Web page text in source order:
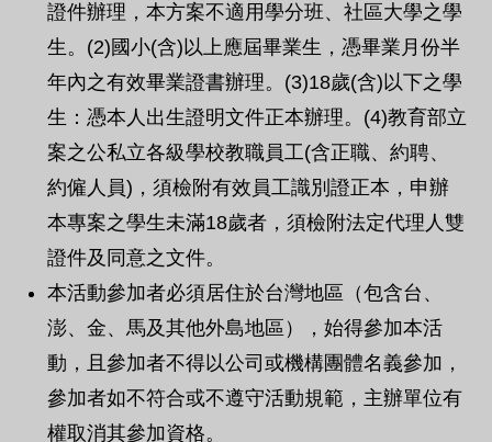
證件辦理，本方案不適用學分班、社區大學之學
生。(2)國小(含)以上應屆畢業生，憑畢業月份半
年內之有效畢業證書辦理。(3)18歲(含)以下之學
生：憑本人出生證明文件正本辦理。(4)教育部立
案之公私立各級學校教職員工(含正職、約聘、
約僱人員)，須檢附有效員工識別證正本，申辦
本專案之學生未滿18歲者，須檢附法定代理人雙
證件及同意之文件。
本活動參加者必須居住於台灣地區（包含台、
澎、金、馬及其他外島地區），始得參加本活
動，且參加者不得以公司或機構團體名義參加，
參加者如不符合或不遵守活動規範，主辦單位有
權取消其參加資格。